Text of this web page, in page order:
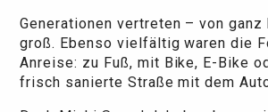
Generationen vertreten – von ganz
groß. Ebenso vielfältig waren die
Anreise: zu Fuß, mit Bike, E-Bike
frisch sanierte Straße mit dem